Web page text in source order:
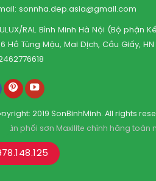
sonnha.dep.asia@gmail.com
RAL Bình Minh Hà Nội (Bộ phận
Hồ Tùng Mậu, Mai Dịch, Cầu Giấy, HN
2019 SonBinhMinh. All rights
phối sơn Maxilite chính hãng toàn